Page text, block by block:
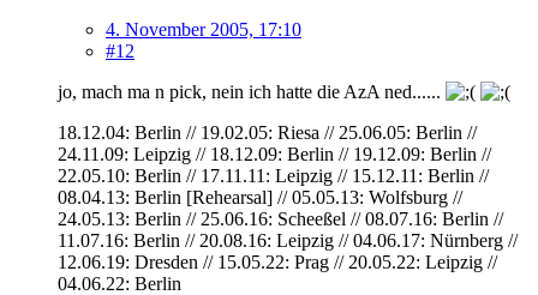
4. November 2005, 17:10
#12
jo, mach ma n pick, nein ich hatte die AzA ned......
18.12.04: Berlin // 19.02.05: Riesa // 25.06.05: Berlin //
24.11.09: Leipzig // 18.12.09: Berlin // 19.12.09: Berlin //
22.05.10: Berlin // 17.11.11: Leipzig // 15.12.11: Berlin //
08.04.13: Berlin [Rehearsal] // 05.05.13: Wolfsburg //
24.05.13: Berlin // 25.06.16: Scheeßel // 08.07.16: Berlin //
11.07.16: Berlin // 20.08.16: Leipzig // 04.06.17: Nürnberg //
12.06.19: Dresden // 15.05.22: Prag // 20.05.22: Leipzig //
04.06.22: Berlin